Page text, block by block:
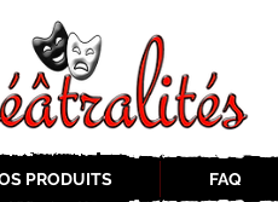
PRODUITS FAQ